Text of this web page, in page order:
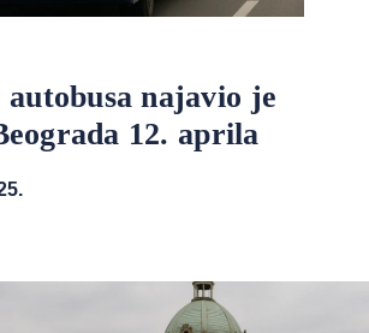
najavio je
12. aprila